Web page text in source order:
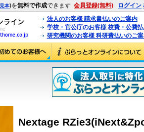
見本)を無料で作成できます 会員登録(無料) ログイン
法人のお客様 請求書払いのご案内
学校・官公庁のお客様 校費・公費
研究機関のお客様 科研費払いのご
Nextage